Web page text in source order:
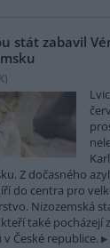
stát zabavil
)
Z dočasného
do centra pro
Nizozemská
také pocházejí
České republice.